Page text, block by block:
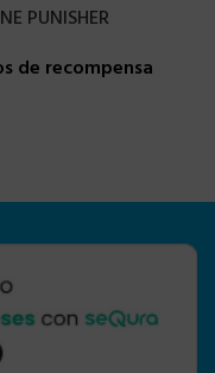
PUNISHER
de recompensa